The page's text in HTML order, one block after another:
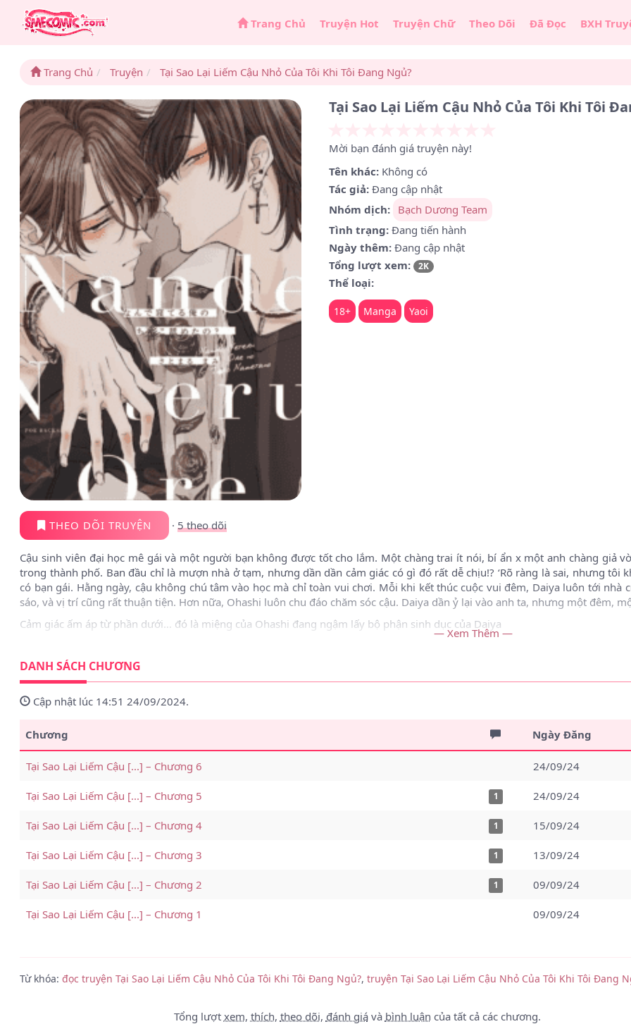
Trang Chủ Truyện Hot Truyện Chữ Theo Dõi Đã Đọc BXH
Trang Chủ Truyện Tại Sao Lại Liếm Cậu Nhỏ Của Tôi Khi Tôi Đang Ngủ?
Tại Sao Lại Liếm Cậu Nhỏ Của Tôi Khi Tôi
Mời bạn đánh giá truyện này!
Tên khác: Không có
Tác giả: Đang cập nhật
Nhóm dịch: Bạch Dương Team
Tình trạng: Đang tiến hành
Ngày thêm: Đang cập nhật
Tổng lượt xem:
2K
Thể loại:
18+ Manga Yaoi
THEO DÕI TRUYỆN ·5theo dõi
Cậu sinh viên đại học mê gái và một người bạn không được tốt cho lắm. Một chàng trai ít nói, bí ẩn x một anh chàng giả
trong thành phố. Ban đầu chỉ là mượn nhà ở tạm, nhưng dần dần cảm giác có gì đó rất dễ chịu!? ‘Rõ ràng là sai, nhưng
có bạn gái. Hằng ngày, cậu không chú tâm vào học mà chỉ toàn vui chơi. Mỗi khi kết thúc cuộc vui đêm, Daiya luôn tới nhà
sáo, và vị trí cũng rất thuận tiện. Hơn nữa, Ohashi luôn chu đáo chăm sóc cậu. Daiya dần ỷ lại vào anh ta, nhưng một đêm,
Cảm giác ấm áp từ phần dưới… đó là miệng của Ohashi đang ngậm lấy bộ phận sinh dục của Daiya
— Xem Thêm —
DANH SÁCH CHƯƠNG
Cập nhật lúc 14:51 24/09/2024.
Chương Ngày Đăng
Tại Sao Lại Liếm Cậu [...] – Chương 6 24/09/24
Tại Sao Lại Liếm Cậu [...] – Chương 5 1 24/09/24
Tại Sao Lại Liếm Cậu [...] – Chương 4 1 15/09/24
Tại Sao Lại Liếm Cậu [...] – Chương 3 1 13/09/24
Tại Sao Lại Liếm Cậu [...] – Chương 2 1 09/09/24
Tại Sao Lại Liếm Cậu [...] – Chương 1 09/09/24
Từ khóa:đọc truyện Tại Sao Lại Liếm Cậu Nhỏ Của Tôi Khi Tôi Đang Ngủ?,truyện Tại Sao Lại Liếm Cậu Nhỏ Của Tôi Khi Tôi Đang
Tổng lượt xem, thích, theo dõi, đánh giávà bình luận của tất cả các chương.